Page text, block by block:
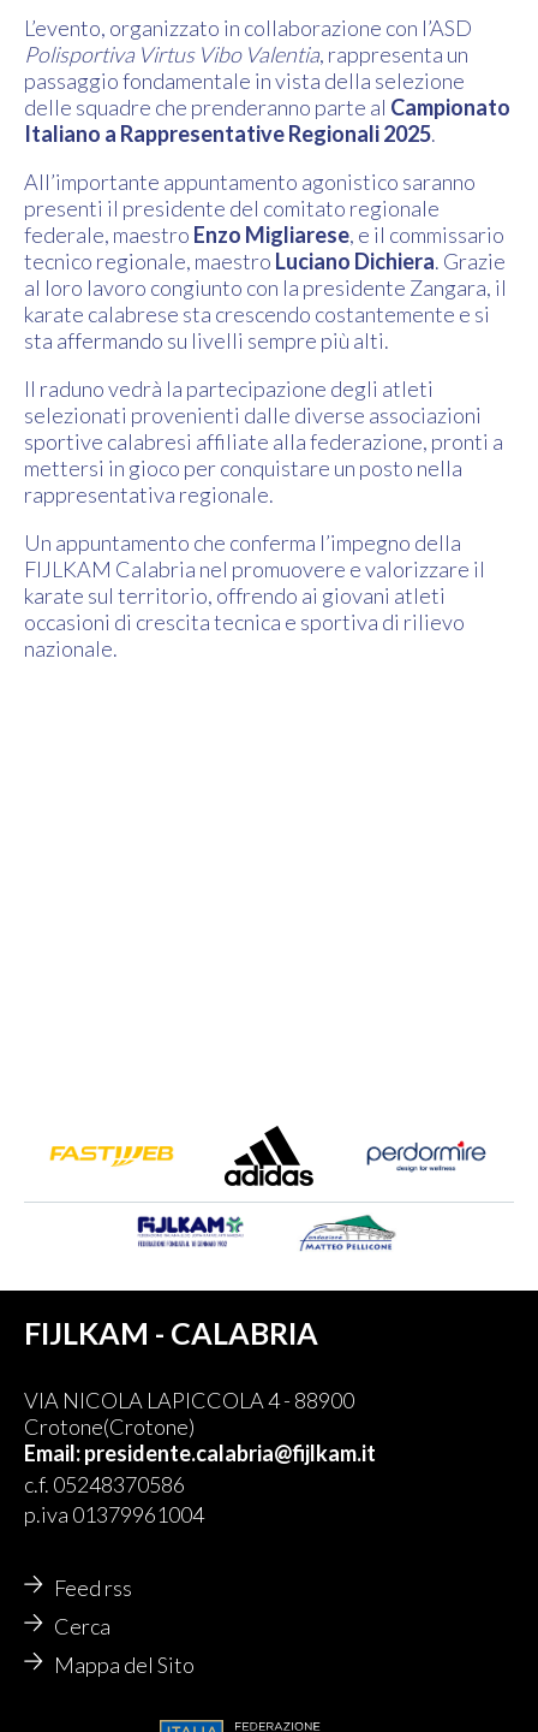
L’evento, organizzato in collaborazione con l’ASD
Polisportiva Virtus Vibo Valentia, rappresenta un
passaggio fondamentale in vista della selezione
delle squadre che prenderanno parte al Campionato
Italiano a Rappresentative Regionali 2025.
All’importante appuntamento agonistico saranno
presenti il presidente del comitato regionale
federale, maestro Enzo Migliarese, e il commissario
tecnico regionale, maestro Luciano Dichiera. Grazie
al loro lavoro congiunto con la presidente Zangara, il
karate calabrese sta crescendo costantemente e si
sta affermando su livelli sempre più alti.
Il raduno vedrà la partecipazione degli atleti
selezionati provenienti dalle diverse associazioni
sportive calabresi affiliate alla federazione, pronti a
mettersi in gioco per conquistare un posto nella
rappresentativa regionale.
Un appuntamento che conferma l’impegno della
FIJLKAM Calabria nel promuovere e valorizzare il
karate sul territorio, offrendo ai giovani atleti
occasioni di crescita tecnica e sportiva di rilievo
nazionale.
FIJLKAM - CALABRIA
VIA NICOLA LAPICCOLA 4 - 88900
Crotone(Crotone)
Email: presidente.calabria@fijlkam.it
c.f. 05248370586
p.iva 01379961004
Feed rss
Cerca
Mappa del Sito